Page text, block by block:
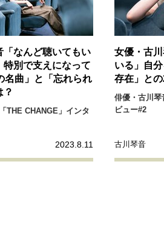
ーの流儀 変革の原動力 次世
の向き合い方 一流のルーティン
らの景色
えてくれたこと
移住という選択
ながる/お金との付き合い方
「なんど聴いてもい
特別で支えになって
名曲」と「忘れられ
？
THE CHANGE」インタ
2023.8.11
女優・古
いる」自
存在」と
俳優・古川琴
ビュー#2
古川琴音